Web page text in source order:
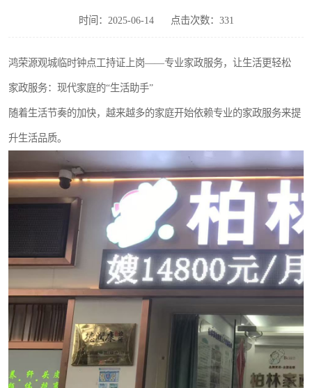
时间：2025-06-14 点击次数：331
鸿荣源观城临时钟点工持证上岗——专业家政服务，让生活更轻松
家政服务：现代家庭的“生活助手”
随着生活节奏的加快，越来越多的家庭开始依赖专业的家政服务来提
升生活品质。